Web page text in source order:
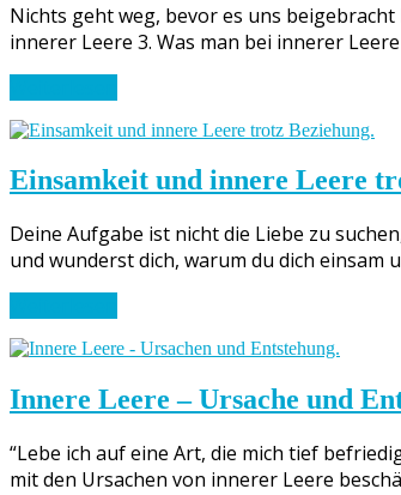
Nichts geht weg, bevor es uns
innerer Leere 3. Was man bei innerer
Einsamkeit und innere Leere
Deine Aufgabe ist nicht die Liebe zu
und wunderst dich, warum du dich einsam
Innere Leere – Ursache und
“Lebe ich auf eine Art, die mich tief
mit den Ursachen von innerer Leere